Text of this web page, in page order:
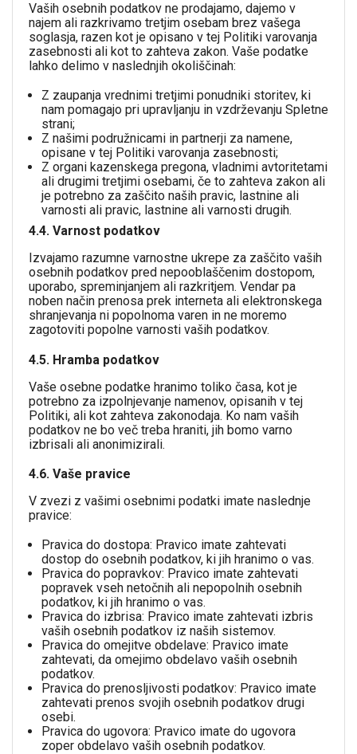
Vaših osebnih podatkov ne prodajamo, dajemo v
najem ali razkrivamo tretjim osebam brez vašega
soglasja, razen kot je opisano v tej Politiki varovanja
zasebnosti ali kot to zahteva zakon. Vaše podatke
lahko delimo v naslednjih okoliščinah:
Z zaupanja vrednimi tretjimi ponudniki storitev, ki
nam pomagajo pri upravljanju in vzdrževanju Spletne
strani;
Z našimi podružnicami in partnerji za namene,
opisane v tej Politiki varovanja zasebnosti;
Z organi kazenskega pregona, vladnimi avtoritetami
ali drugimi tretjimi osebami, če to zahteva zakon ali
je potrebno za zaščito naših pravic, lastnine ali
varnosti ali pravic, lastnine ali varnosti drugih.
4.4. Varnost podatkov
Izvajamo razumne varnostne ukrepe za zaščito vaših
osebnih podatkov pred nepooblaščenim dostopom,
uporabo, spreminjanjem ali razkritjem. Vendar pa
noben način prenosa prek interneta ali elektronskega
shranjevanja ni popolnoma varen in ne moremo
zagotoviti popolne varnosti vaših podatkov.
4.5. Hramba podatkov
Vaše osebne podatke hranimo toliko časa, kot je
potrebno za izpolnjevanje namenov, opisanih v tej
Politiki, ali kot zahteva zakonodaja. Ko nam vaših
podatkov ne bo več treba hraniti, jih bomo varno
izbrisali ali anonimizirali.
4.6. Vaše pravice
V zvezi z vašimi osebnimi podatki imate naslednje
pravice:
Pravica do dostopa: Pravico imate zahtevati
dostop do osebnih podatkov, ki jih hranimo o vas.
Pravica do popravkov: Pravico imate zahtevati
popravek vseh netočnih ali nepopolnih osebnih
podatkov, ki jih hranimo o vas.
Pravica do izbrisa: Pravico imate zahtevati izbris
vaših osebnih podatkov iz naših sistemov.
Pravica do omejitve obdelave: Pravico imate
zahtevati, da omejimo obdelavo vaših osebnih
podatkov.
Pravica do prenosljivosti podatkov: Pravico imate
zahtevati prenos svojih osebnih podatkov drugi
osebi.
Pravica do ugovora: Pravico imate do ugovora
zoper obdelavo vaših osebnih podatkov.